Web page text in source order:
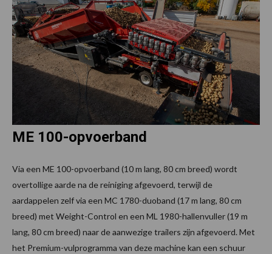
ME 100-opvoerband
Via een ME 100-opvoerband (10 m lang, 80 cm breed) wordt
overtollige aarde na de reiniging afgevoerd, terwijl de
aardappelen zelf via een MC 1780-duoband (17 m lang, 80 cm
breed) met Weight-Control en een ML 1980-hallenvuller (19 m
lang, 80 cm breed) naar de aanwezige trailers zijn afgevoerd. Met
het Premium-vulprogramma van deze machine kan een schuur